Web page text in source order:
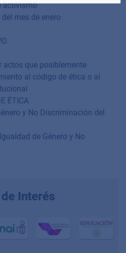
activismo
mes de enero
actos que posiblemente
al código de ética o al
ÉTICA
y No Discriminación del
de Género y No
Interés